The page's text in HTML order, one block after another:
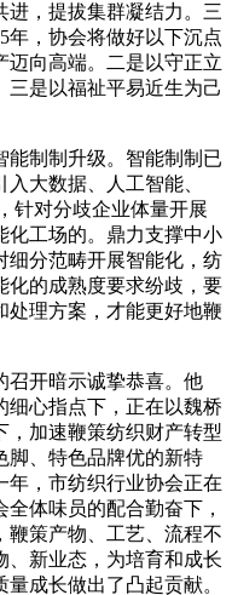
进，提拔集群凝结力。三
年，协会将做好以下沉点
迈向高端。二是以守正立
三是以福祉平易近生为己
制制升级。智能制制已
大数据、人工智能、
针对分歧企业体量开展
化工场的。鼎力支撑中小
细分范畴开展智能化，纺
化的成熟度要求纷歧，要
处理方案，才能更好地鞭
开暗示诚挚恭喜。他
细心指点下，正在以魏桥
，加速鞭策纺织财产转型
脚、特色品牌优的新特
年，市纺织行业协会正在
体味员的配合勤奋下，
鞭策产物、工艺、流程不
、新业态，为培育和成长
成长做出了凸起贡献。